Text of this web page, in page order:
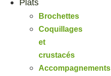
Plats
Brochettes
Coquillages
et
crustacés
Accompagnements